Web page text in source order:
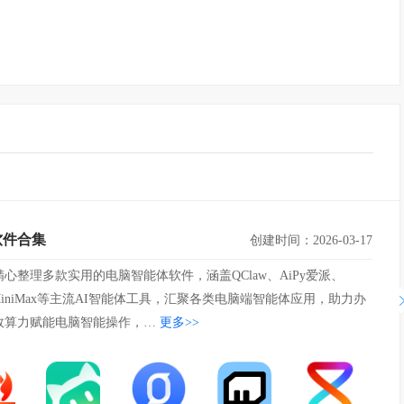
合集 创建时间：2026-03-17
整理多款实用的电脑智能体软件，涵盖QClaw、AiPy爱派、
等主流AI智能体工具，汇聚各类电脑端智能体应用，助力办
算力赋能电脑智能操作，… 更多>>